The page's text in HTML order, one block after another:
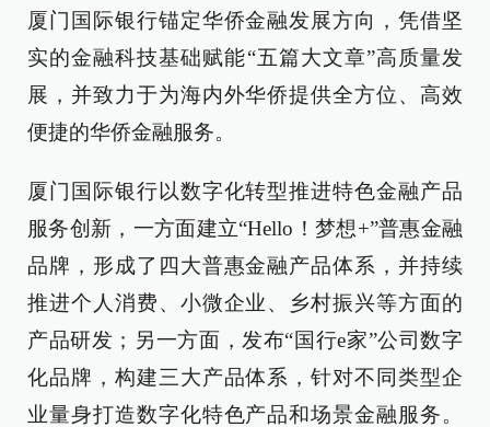
厦门国际银行锚定华侨金融发展方向，凭借坚
实的金融科技基础赋能“五篇大文章”高质量发
展，并致力于为海内外华侨提供全方位、高效
便捷的华侨金融服务。
厦门国际银行以数字化转型推进特色金融产品
服务创新，一方面建立“Hello！梦想+”普惠金融
品牌，形成了四大普惠金融产品体系，并持续
推进个人消费、小微企业、乡村振兴等方面的
产品研发；另一方面，发布“国行e家”公司数字
化品牌，构建三大产品体系，针对不同类型企
业量身打造数字化特色产品和场景金融服务。